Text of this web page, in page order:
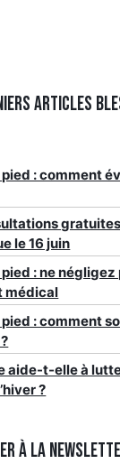
articles
pied : comment
le 16 juin
: ne négligez
médical
pied : comment
aide-t-elle à
?
à la